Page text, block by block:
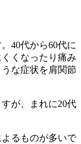
40代から60代に
くなったり痛み
な症状を肩関節
が、まれに20代
るものが多いで